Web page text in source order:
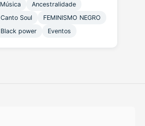
Música
Ancestralidade
Canto Soul
FEMINISMO NEGRO
Black power Eventos